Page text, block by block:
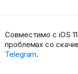
Совместимо с iOS
проблемах со
Telegram.